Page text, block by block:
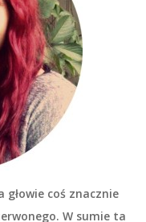
głowie coś znacznie
W sumie ta